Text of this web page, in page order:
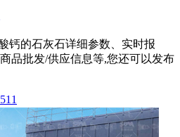
钙的石灰石详细参数、实时报
品批发/供应信息等,您还可以发布